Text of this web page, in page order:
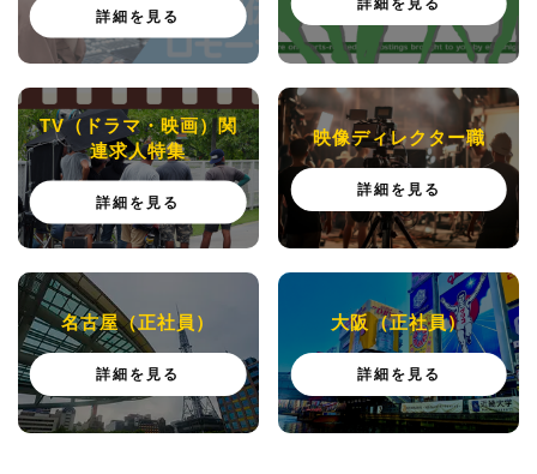
詳細を見る
詳細を見る
TV（ドラマ・映画）関
連求人特集
詳細を見る
映像ディレクター職
詳細を見る
名古屋（正社員）
詳細を見る
大阪⁮（正社員）
詳細を見る